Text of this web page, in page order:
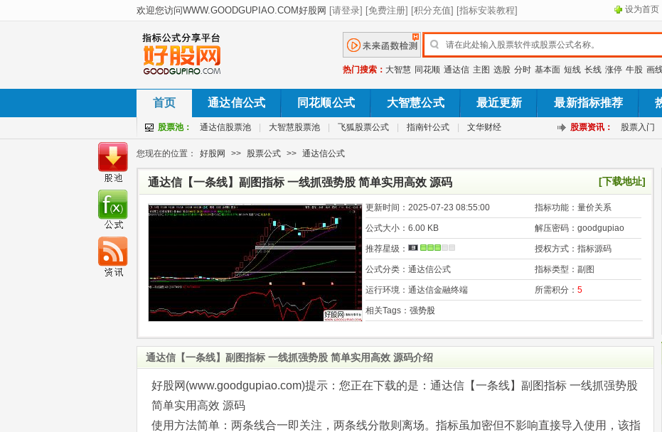
设为首页
热门搜索： 大智慧 同花顺 通达信 主图 选股 分时 基本面 短线 长线 涨停 牛股 画
首页 通达信公式 同花顺公式 大智慧公式 最近更新 最新指标推荐
股票池： 通达信股票池 大智慧股票池 飞狐股票公式 指南针公式 文华财经 股票资讯： 股票入门
您现在的位置： 好股网 >> 股票公式 >> 通达信公式
通达信【一条线】副图指标 一线抓强势股 简单实用高效 源码 [下载地址]
更新时间： 2025-07-23 08:55:00 指标功能： 量价关系
公式大小： 6.00 KB 解压密码： goodgupiao
推荐星级： 授权方式： 指标源码
公式分类： 通达信公式 指标类型： 副图
运行环境： 通达信金融终端 所需积分： 5
相关Tags： 强势股
通达信【一条线】副图指标 一线抓强势股 简单实用高效 源码介绍
好股网(www.goodgupiao.com)提示：您正在下载的是：通达信【一条线】副图指标 一线抓强势股
简单实用高效 源码
使用方法简单：两条线合一即关注，两条线分散则离场。指标虽加密但不影响直接导入使用，该指